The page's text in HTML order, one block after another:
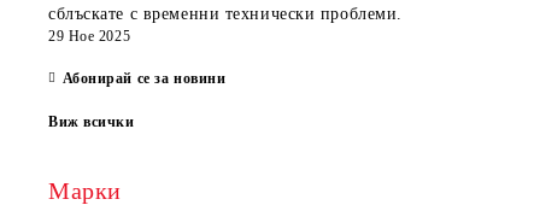
сблъскате с временни технически проблеми.
29 Ное 2025
Абонирай се за новини
Виж всички
Марки